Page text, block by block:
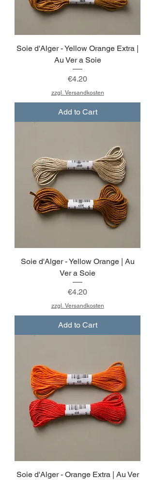
Soie d'Alger - Yellow Orange Extra |
Au Ver a Soie
Price
€4.20
zzgl. Versandkosten
Add to Cart
Soie d'Alger - Yellow Orange | Au
Ver a Soie
Price
€4.20
zzgl. Versandkosten
Add to Cart
Soie d'Alger - Orange Extra | Au Ver